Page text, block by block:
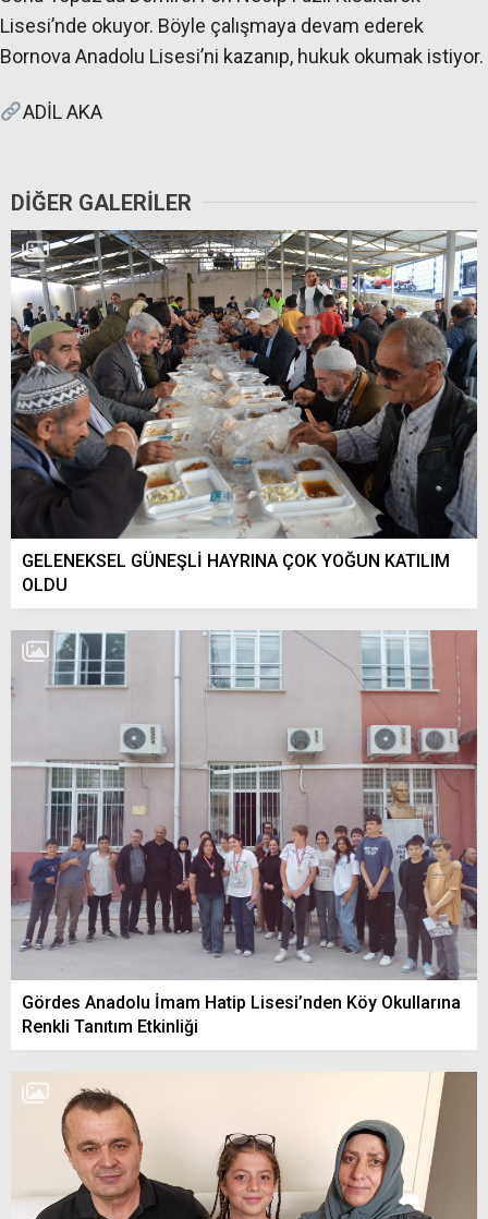
Lisesi’nde okuyor. Böyle çalışmaya devam ederek
Bornova Anadolu Lisesi’ni kazanıp, hukuk okumak istiyor.
ADİL AKA
DIĞER GALERILER
GELENEKSEL GÜNEŞLİ HAYRINA ÇOK YOĞUN KATILIM
OLDU
Gördes Anadolu İmam Hatip Lisesi’nden Köy Okullarına
Renkli Tanıtım Etkinliği